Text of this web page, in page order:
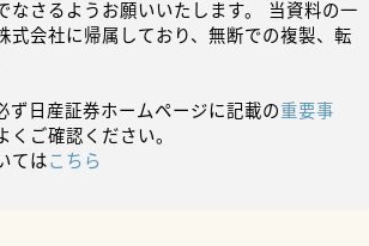
なさるようお願いいたします。 当資料の一
式会社に帰属しており、無断での複製、転
ず日産証券ホームページに記載の重要事
くご確認ください。
てはこちら